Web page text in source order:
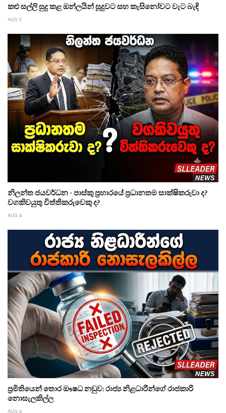
කළු සල්ලි සුදු කළ ඔන්ලයින් සූදුවට සහ කැසිනෝවට වැට බැඳි
AUG 5
නිලන්ත ජයවර්ධන - පාස්කු ප්‍රහාරයේ ප්‍රධානතම සාක්ෂිකරුවා ද?
වගකිවයුතු විත්තිකරුවෙකු ද?
AUG 4
ප්‍රමිතියෙන් තොර ඖෂධ නඩුව: රාජ්‍ය නිළධාරීන්ගේ රාජකාරි
නොසැලකිල්ල
AUG 4